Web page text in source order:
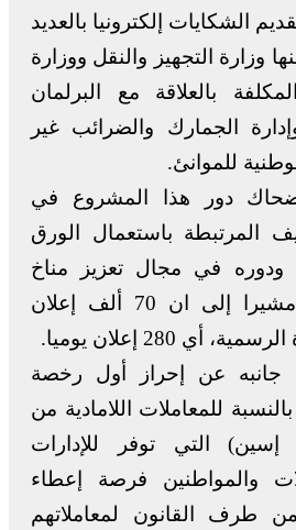
الشكايات إلكترونيا بالعديد
وزارة التجهيز والنقل ووزارة
بالعلاقة مع البرلمان
الجمارك والضرائب غير
للموانئ.
دور هذا المشروع في
المرتبطة باستعمال الورق
ودوره في مجال تعزيز مناخ
الأعمال بالمغرب، مشيرا إلى ان 70 ألف إعلان
280 إعلان يوميا.
جانبه عن إحراز أول رخصة
للمعاملات اللامادية من
التي توفر للإدارات
والمواطنين فرصة إعطاء
طرف القانون لمعاملاتهم